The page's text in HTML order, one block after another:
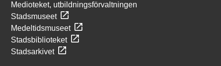
Medioteket, utbildningsförvaltningen
Stadsmuseet
Medeltidsmuseet
Stadsbiblioteket
Stadsarkivet